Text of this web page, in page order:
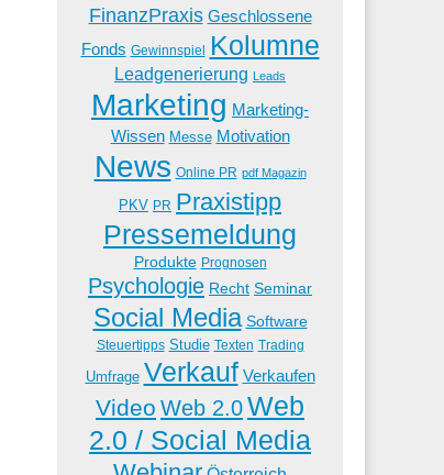
FinanzPraxis Geschlossene
Fonds Gewinnspiel Kolumne
Leadgenerierung Leads
Marketing Marketing-
Wissen Messe Motivation
News Online PR pdf Magazin
PKV PR Praxistipp
Pressemeldung
Produkte Prognosen
Psychologie Recht Seminar
Social Media Software
Steuertipps Studie Texten Trading
Umfrage Verkauf Verkaufen
Video Web 2.0Web
2.0 / Social Media